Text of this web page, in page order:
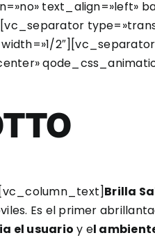
2″][vc_separator
Brilla
Es el primer
el usuario y el